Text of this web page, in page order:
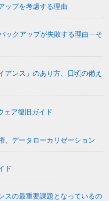
ップを考慮する理由
ックアップが失敗する理由―そ
アンス」のあり方、日頃の備え
ェア復旧ガイド
、データローカリゼーション
ド
スの最重要課題となっているの